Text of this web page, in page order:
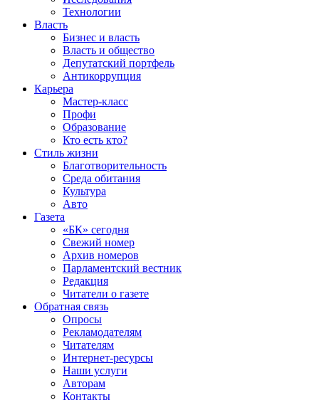
Технологии
Власть
Бизнес и власть
Власть и общество
Депутатский портфель
Антикоррупция
Карьера
Мастер-класс
Профи
Образование
Кто есть кто?
Стиль жизни
Благотворительность
Среда обитания
Культура
Авто
Газета
«БК» сегодня
Свежий номер
Архив номеров
Парламентский вестник
Редакция
Читатели о газете
Обратная связь
Опросы
Рекламодателям
Читателям
Интернет-ресурсы
Наши услуги
Авторам
Контакты